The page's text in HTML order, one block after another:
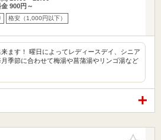
金 900円～
格安（1,000円以下）
ます！ 曜日によってレディースデイ、シニア
季節に合わせて梅湯や菖蒲湯やリンゴ湯など
お気に入